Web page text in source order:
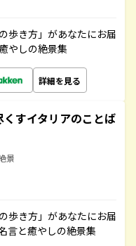
歩き方」があなたにお届
やしの絶景集
詳細を見る
すイタリアのことば
景
歩き方」があなたにお届
言と癒やしの絶景集